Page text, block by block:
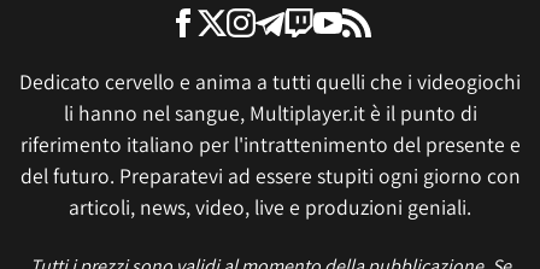
Dedicato cervello e anima a tutti quelli che i videogiochi
li hanno nel sangue, Multiplayer.it è il punto di
riferimento italiano per l'intrattenimento del presente e
del futuro. Preparatevi ad essere stupiti ogni giorno con
articoli, news, video, live e produzioni geniali.